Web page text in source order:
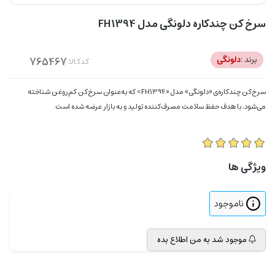
سرخ کن چندکاره دلونگی مدل FH1394
برند :دلونگی کدکالا:
سرخ‌کن چندکاره‌ی «دلونگی» مدل «FH1394» که به‌عنوان سرخ‌کن کم‌‌روغن شناخته
می‌شود، با هدف حفظ سلامت مصرف‌کننده تولید و به بازار عرضه شده است.
ویژگی ها
ناموجود
موجود شد به من اطلاع بده